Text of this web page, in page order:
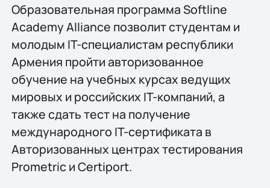
Образовательная программа Softline
Academy Alliance позволит студентам и
молодым IT-специалистам республики
Армения пройти авторизованное
обучение на учебных курсах ведущих
мировых и российских IT-компаний, а
также сдать тест на получение
международного IT-сертификата в
Авторизованных центрах тестирования
Prometric и Certiport.